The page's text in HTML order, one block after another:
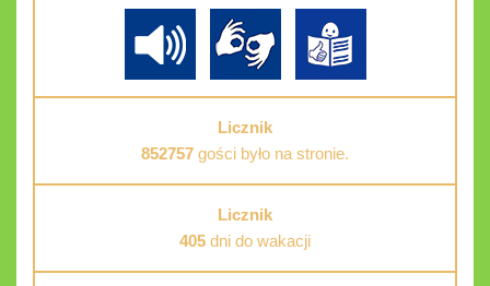
Licznik
852757 gości było na stronie.
Licznik
405 dni do wakacji